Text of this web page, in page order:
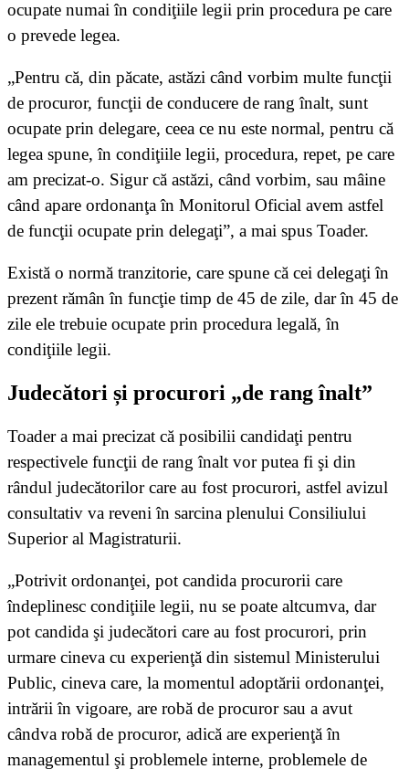
ocupate numai în condiţiile legii prin procedura pe care
o prevede legea.
„Pentru că, din păcate, astăzi când vorbim multe funcţii
de procuror, funcţii de conducere de rang înalt, sunt
ocupate prin delegare, ceea ce nu este normal, pentru că
legea spune, în condiţiile legii, procedura, repet, pe care
am precizat-o. Sigur că astăzi, când vorbim, sau mâine
când apare ordonanţa în Monitorul Oficial avem astfel
de funcţii ocupate prin delegaţi”, a mai spus Toader.
Există o normă tranzitorie, care spune că cei delegaţi în
prezent rămân în funcţie timp de 45 de zile, dar în 45 de
zile ele trebuie ocupate prin procedura legală, în
condiţiile legii.
Judecători și procurori „de rang înalt”
Toader a mai precizat că posibilii candidaţi pentru
respectivele funcţii de rang înalt vor putea fi şi din
rândul judecătorilor care au fost procurori, astfel avizul
consultativ va reveni în sarcina plenului Consiliului
Superior al Magistraturii.
„Potrivit ordonanţei, pot candida procurorii care
îndeplinesc condiţiile legii, nu se poate altcumva, dar
pot candida şi judecători care au fost procurori, prin
urmare cineva cu experienţă din sistemul Ministerului
Public, cineva care, la momentul adoptării ordonanţei,
intrării în vigoare, are robă de procuror sau a avut
cândva robă de procuror, adică are experienţă în
managementul şi problemele interne, problemele de